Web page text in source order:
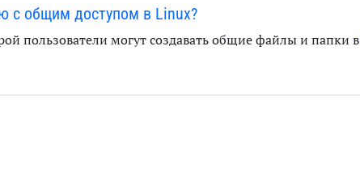
с общим доступом в Linux?
пользователи могут создавать общие файлы и папки в